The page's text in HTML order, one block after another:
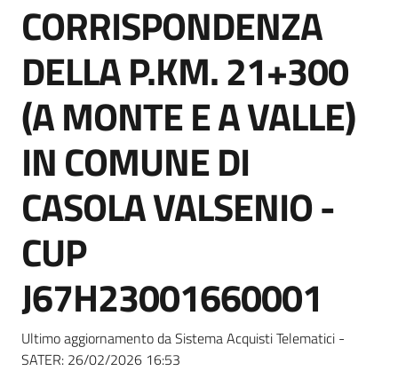
English
site
Seguici
su
CORRISPONDENZA
DELLA P.KM. 21+300
(A MONTE E A VALLE)
IN COMUNE DI
CASOLA VALSENIO -
CUP
J67H23001660001
Ultimo aggiornamento da Sistema Acquisti Telematici -
SATER: 26/02/2026 16:53